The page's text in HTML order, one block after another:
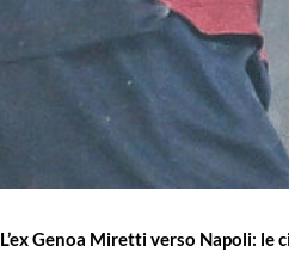
L’ex Genoa Miretti verso Napoli: le